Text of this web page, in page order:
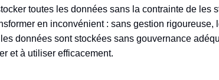
toutes les données sans la contrainte de les
en inconvénient : sans gestion rigoureuse,
données sont stockées sans gouvernance
et à utiliser efficacement.